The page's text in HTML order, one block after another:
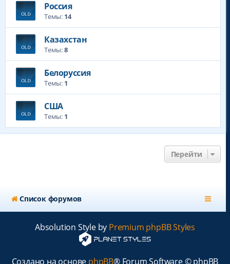
Россия
Темы: 14
Казахстан
Темы:8
Белоруссия
Темы: 1
CША
Темы: 1
Перейти
Список форумов
Absolution Style by Premium phpBB Styles
Создано на основе phpBB® Forum Software © phpBB